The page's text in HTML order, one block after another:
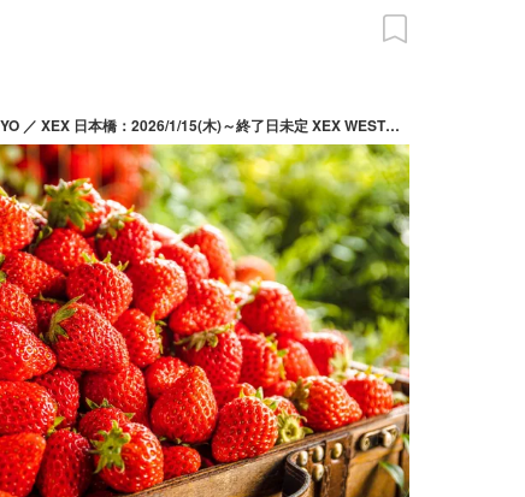
XEX ATAGO GREEN HILLS ／ XEX TOKYO ／ XEX 日本橋：2026/1/15(木)～終了日未定 XEX WEST：2026/2/1(日)～終了日未定